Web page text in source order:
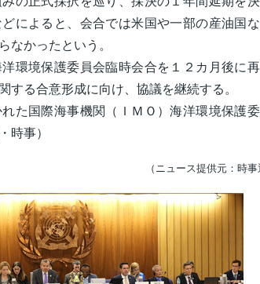
によると、会合では米国や一部の産油国
なかったという。
環境保護委員会臨時会合を１２カ月後に
する合意形成に向け、協議を継続する。
れた国際海事機関（ＩＭＯ）海洋環境保護
時事）
（ニュース提供元：時事